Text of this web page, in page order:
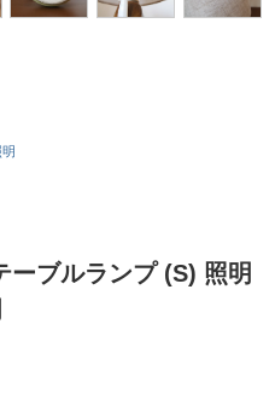
ーブルランプ (S) 照明